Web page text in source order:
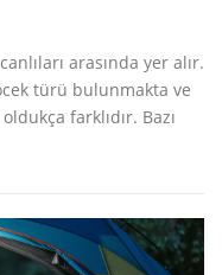
arasında yer alır.
türü bulunmakta ve
farklıdır. Bazı